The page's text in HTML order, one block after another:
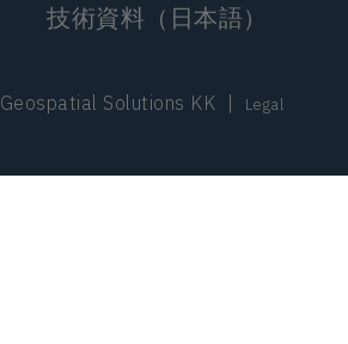
技術資料（日本語）
Solutions KK Legal